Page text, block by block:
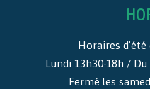
Horaires d’été
Lundi 13h30-18h /
Fermé les